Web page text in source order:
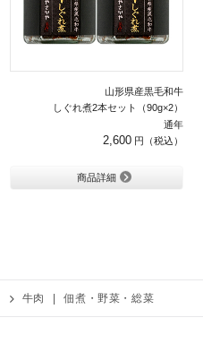
山形県産黒毛和牛
しぐれ煮2本セット（90g×2）
通年
2,600
商品詳細
牛肉 | 佃煮・野菜・総菜